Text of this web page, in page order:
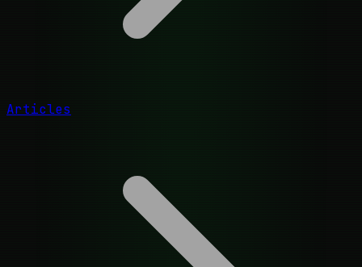
Articles